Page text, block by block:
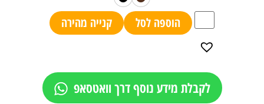
הוספה לסל קנייה מהירה
לקבלת מידע נוסף דרך וואטסאפ